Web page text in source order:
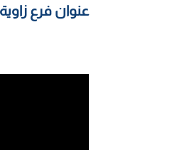
عنوان فرع